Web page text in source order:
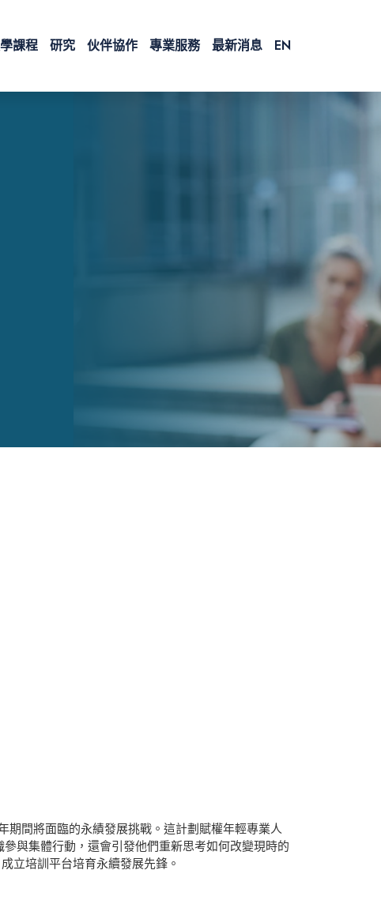
課程 研究 伙伴協作 專業服務 最新消息 EN
期間將面臨的永績發展挑戰。這計劃賦權年輕專業人
與集體行動，還會引發他們重新思考如何改變現時的
立培訓平台培育永續發展先鋒。